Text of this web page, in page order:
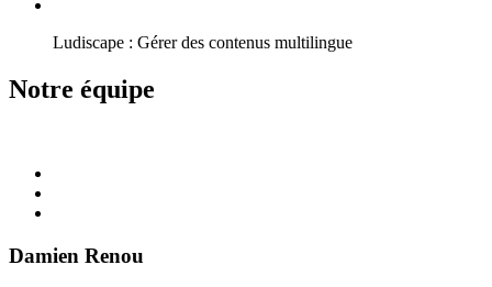
Ludiscape : Gérer des contenus multilingue
Notre équipe
Damien Renou